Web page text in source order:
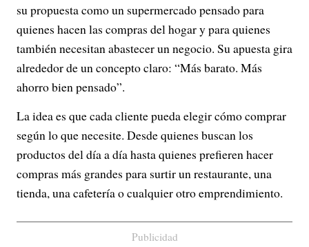
su propuesta como un supermercado pensado para
quienes hacen las compras del hogar y para quienes
también necesitan abastecer un negocio. Su apuesta gira
alrededor de un concepto claro: “Más barato. Más
ahorro bien pensado”.
La idea es que cada cliente pueda elegir cómo comprar
según lo que necesite. Desde quienes buscan los
productos del día a día hasta quienes prefieren hacer
compras más grandes para surtir un restaurante, una
tienda, una cafetería o cualquier otro emprendimiento.
Publicidad